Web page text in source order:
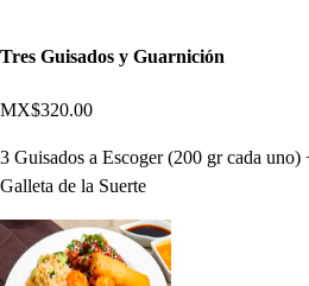
Tres Guisados y Guarnición
MX$320.00
3 Guisados a Escoger (200 gr cada
Galleta de la Suerte